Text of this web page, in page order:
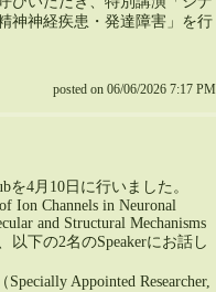
神神経疾患・発達障害」を行
posted on 06/06/2026 7:17 PM
を4月10日に行いました。
Ion Channels in Neuronal
and Structural Mechanisms
以下の2名のSpeakerにお話し
Specially Appointed Researcher,